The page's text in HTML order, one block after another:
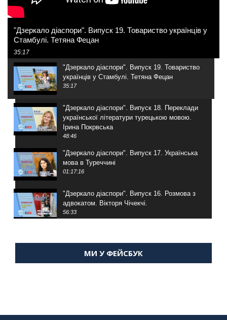
"Дзеркало діаспори". Випуск 19. Товариство українців у
Стамбулі. Тетяна Фецан
35:17
"Дзеркало діаспори". Випуск 19. Товариство
українців у Стамбулі. Тетяна Фецан
35:17
"Дзеркало діаспори". Випуск 18. Переклади
української літератури турецькою мовою.
Ірина Покрвська
48:46
"Дзеркало діаспори". Випуск 17. Українська
мова в Туреччині
01:17:16
"Дзеркало діаспори". Випуск 16. Розмова з
адвокатом. Вікторя Чічекчі.
56:33
Мухарський про життя в Туреччині
"Дзеркало діаспори". Випуск 13. МУШ в
МИ У ФЕЙСБУК